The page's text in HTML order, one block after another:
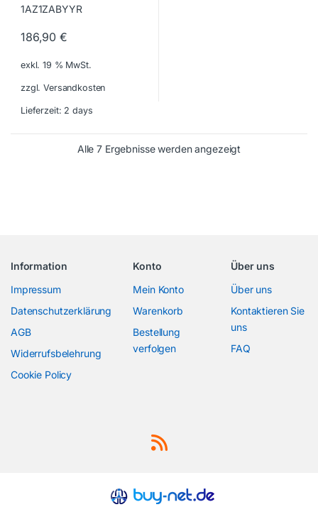
186,90€
exkl. 19 % MwSt.
zzgl. Versandkosten
Lieferzeit: 2 days
Alle 7 Ergebnisse werden angezeigt
Information
Impressum
Datenschutzerklärung
AGB
Widerrufsbelehrung
Cookie Policy
Konto
Mein Konto
Warenkorb
Bestellung
verfolgen
Über uns
Über uns
Kontaktieren Sie
uns
FAQ